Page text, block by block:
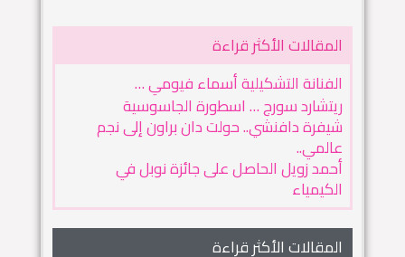
المقالات الأكثر قراءة
الفنانة التشكيلية أسماء فيومي …
ريتشارد سورج … اسطورة الجاسوسية
شيفرة دافنشي.. حولت دان براون إلى نجم
عالمي..
أحمد زويل الحاصل على جائزة نوبل في
الكيمياء
المقالات الأكثر قراءة